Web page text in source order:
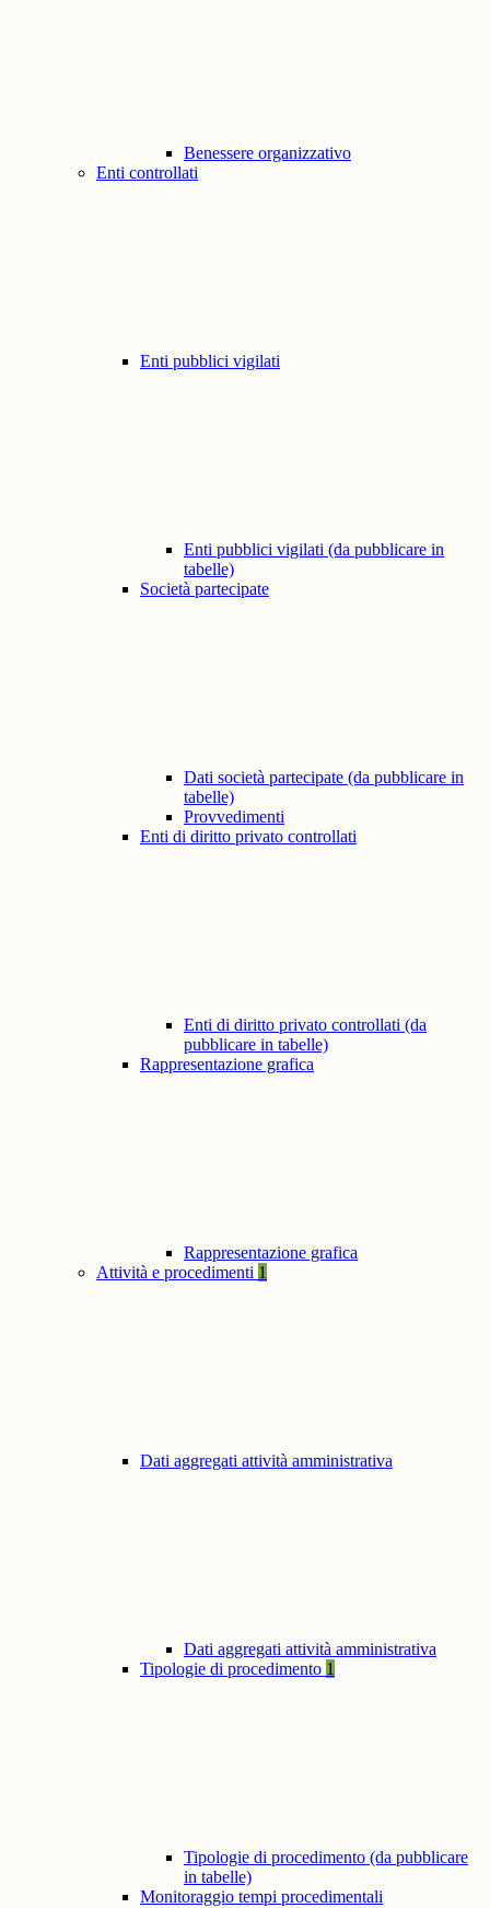
Benessere organizzativo
Enti controllati
Enti pubblici vigilati
Enti pubblici vigilati (da pubblicare in
tabelle)
Società partecipate
Dati società partecipate (da pubblicare in
tabelle)
Provvedimenti
Enti di diritto privato controllati
Enti di diritto privato controllati (da
pubblicare in tabelle)
Rappresentazione grafica
Rappresentazione grafica
Attività e procedimenti 1
Dati aggregati attività amministrativa
Dati aggregati attività amministrativa
Tipologie di procedimento 1
Tipologie di procedimento (da pubblicare
in tabelle)
Monitoraggio tempi procedimentali